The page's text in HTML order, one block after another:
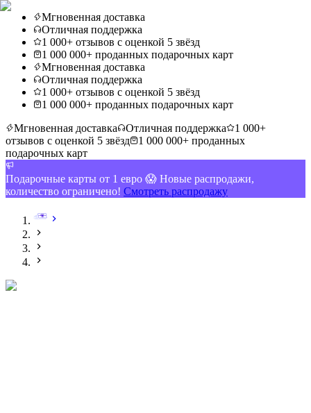
Мгновенная доставка
Отличная поддержка
1 000+ отзывов с оценкой 5 звёзд
1 000 000+ проданных подарочных карт
Мгновенная доставка
Отличная поддержка
1 000+ отзывов с оценкой 5 звёзд
1 000 000+ проданных подарочных карт
Мгновенная доставка
Отличная поддержка
1 000+
отзывов с оценкой 5 звёзд
1 000 000+ проданных
подарочных карт
Подарочные карты от 1 евро 😱 Новые распродажи,
количество ограничено! Смотреть распродажу